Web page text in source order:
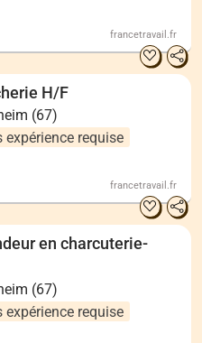
francetravail.fr
H/F
(67)
expérience requise
francetravail.fr
en charcuterie-
(67)
expérience requise